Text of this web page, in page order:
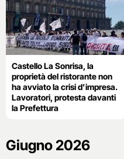
Castello La Sonrisa, la
proprietà del ristorante non
ha avviato la crisi d’impresa.
Lavoratori, protesta davanti
la Prefettura
Giugno 2026